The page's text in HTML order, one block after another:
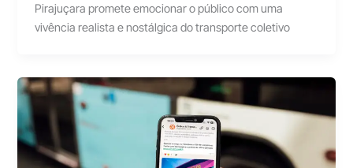
Pirajuçara promete emocionar o público com uma
vivência realista e nostálgica do transporte coletivo